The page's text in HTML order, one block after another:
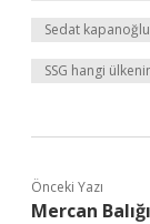
Sedat
SSG hangi
Önceki Yazı
Mercan